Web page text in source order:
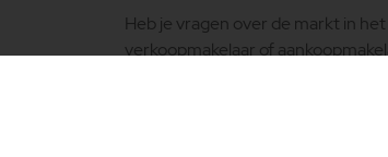
Heb je vragen over de markt in
verkoopmakelaar of